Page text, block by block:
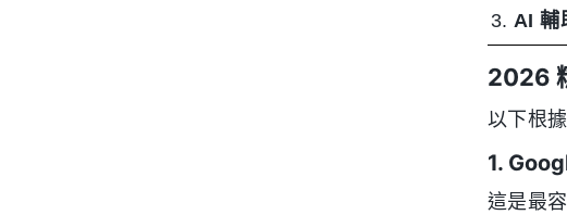
AI 輔
2026
以下根
1.
這是最